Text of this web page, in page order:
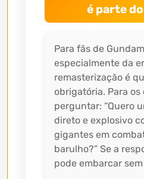
é parte
Para fãs de
especialmente da
remasterização é
obrigatória. Para os
perguntar: “Quero
direto e explosivo
gigantes em
barulho?” Se a
pode embarcar